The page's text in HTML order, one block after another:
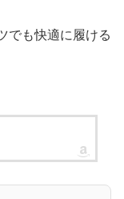
でも快適に履ける